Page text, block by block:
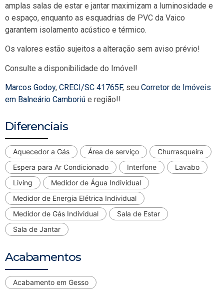
amplas salas de estar e jantar maximizam a luminosidade e
o espaço, enquanto as esquadrias de PVC da Vaico
garantem isolamento acústico e térmico.
Os valores estão sujeitos a alteração sem aviso prévio!
Consulte a disponibilidade do Imóvel!
Marcos Godoy, CRECI/SC 41765F, seu Corretor de Imóveis
em Balneário Camboriú e região!!
Diferenciais
Aquecedor a Gás Área de serviço
Churrasqueira
Espera para Ar Condicionado
Interfone
Lavabo
Living
Medidor de Água Individual
Medidor de Energia Elétrica Individual
Medidor de Gás Individual
Sala de Estar
Sala de Jantar
Acabamentos
Acabamento em Gesso